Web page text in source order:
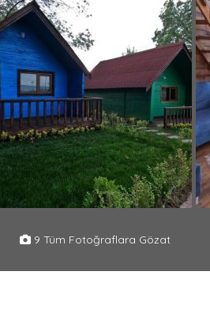
9 Tüm Fotoğraflara Gözat